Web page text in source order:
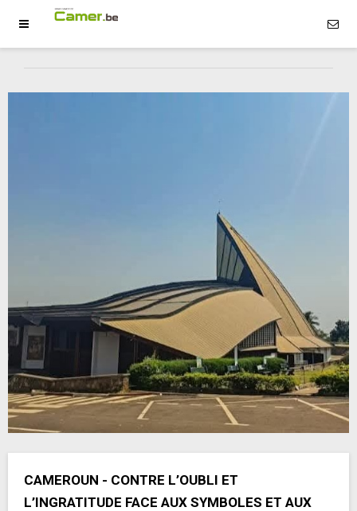
CAMEROUN - CONTRE L’OUBLI ET
L’INGRATITUDE FACE AUX SYMBOLES ET AUX